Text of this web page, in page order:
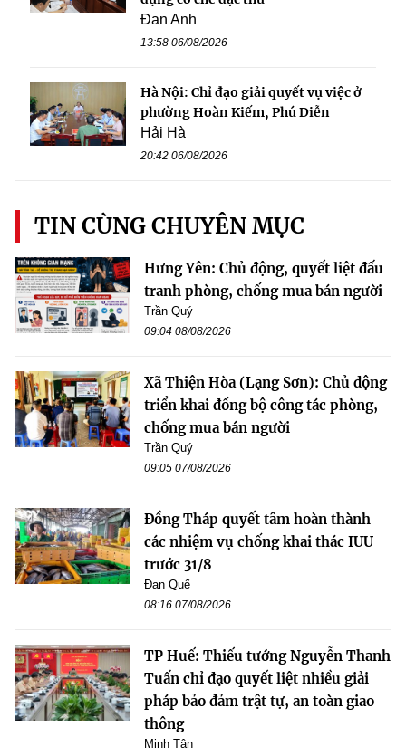
Đan Anh
13:58 06/08/2026
Hà Nội: Chỉ đạo giải quyết vụ việc ở
phường Hoàn Kiếm, Phú Diễn
Hải Hà
20:42 06/08/2026
TIN CÙNG CHUYÊN MỤC
Hưng Yên: Chủ động, quyết liệt đấu
tranh phòng, chống mua bán người
Trần Quý
09:04 08/08/2026
Xã Thiện Hòa (Lạng Sơn): Chủ động
triển khai đồng bộ công tác phòng,
chống mua bán người
Trần Quý
09:05 07/08/2026
Đồng Tháp quyết tâm hoàn thành
các nhiệm vụ chống khai thác IUU
trước 31/8
Đan Quế
08:16 07/08/2026
TP Huế: Thiếu tướng Nguyễn Thanh
Tuấn chỉ đạo quyết liệt nhiều giải
pháp bảo đảm trật tự, an toàn giao
thông
Minh Tân